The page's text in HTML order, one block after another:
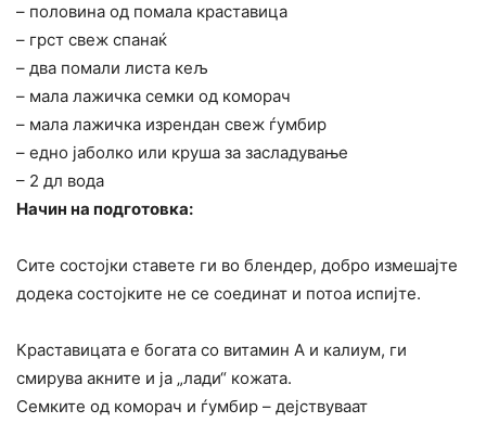
– половина од помала краставица
– грст свеж спанаќ
– два помали листа кељ
– мала лажичка семки од коморач
– мала лажичка изрендан свеж ѓумбир
– едно јаболко или круша за засладување
– 2 дл вода
Начин на подготовка:
Сите состојки ставете ги во блендер, добро измешајте
додека состојките не се соединат и потоа испијте.
Краставицата е богата со витамин А и калиум, ги
смирува акните и ја „лади“ кожата.
Семките од коморач и ѓумбир – дејствуваат